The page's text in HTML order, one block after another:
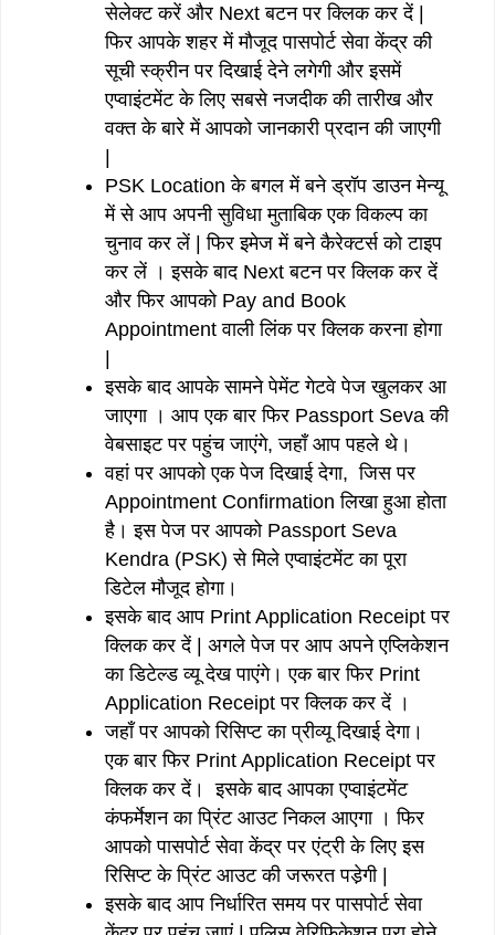
सेलेक्ट करें और Next बटन पर क्लिक कर दें |
फिर आपके शहर में मौजूद पासपोर्ट सेवा केंद्र की
सूची स्क्रीन पर दिखाई देने लगेगी और इसमें
एप्वाइंटमेंट के लिए सबसे नजदीक की तारीख और
वक्त के बारे में आपको जानकारी प्रदान की जाएगी
|
PSK Location के बगल में बने ड्रॉप डाउन मेन्यू
में से आप अपनी सुविधा मुताबिक एक विकल्प का
चुनाव कर लें | फिर इमेज में बने कैरेक्टर्स को टाइप
कर लें । इसके बाद Next बटन पर क्लिक कर दें
और फिर आपको Pay and Book
Appointment वाली लिंक पर क्लिक करना होगा
|
इसके बाद आपके सामने पेमेंट गेटवे पेज खुलकर आ
जाएगा । आप एक बार फिर Passport Seva की
वेबसाइट पर पहुंच जाएंगे, जहाँ आप पहले थे।
वहां पर आपको एक पेज दिखाई देगा, जिस पर
Appointment Confirmation लिखा हुआ होता
है। इस पेज पर आपको Passport Seva
Kendra (PSK) से मिले एप्वाइंटमेंट का पूरा
डिटेल मौजूद होगा।
इसके बाद आप Print Application Receipt पर
क्लिक कर दें | अगले पेज पर आप अपने एप्लिकेशन
का डिटेल्ड व्यू देख पाएंगे। एक बार फिर Print
Application Receipt पर क्लिक कर दें ।
जहाँ पर आपको रिसिप्ट का प्रीव्यू दिखाई देगा।
एक बार फिर Print Application Receipt पर
क्लिक कर दें। इसके बाद आपका एप्वाइंटमेंट
कंफर्मेशन का प्रिंट आउट निकल आएगा । फिर
आपको पासपोर्ट सेवा केंद्र पर एंट्री के लिए इस
रिसिप्ट के प्रिंट आउट की जरूरत पडे़गी |
इसके बाद आप निर्धारित समय पर पासपोर्ट सेवा